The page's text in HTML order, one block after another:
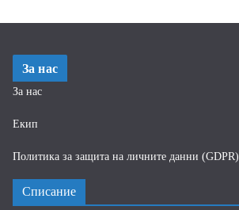
За нас
За нас
Екип
Политика за защита на личните данни (GDPR)
Списание